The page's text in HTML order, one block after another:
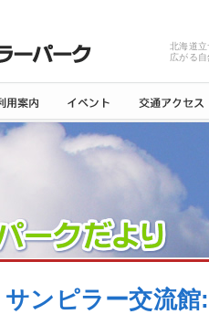
北海道
広がる
サンピラー交流